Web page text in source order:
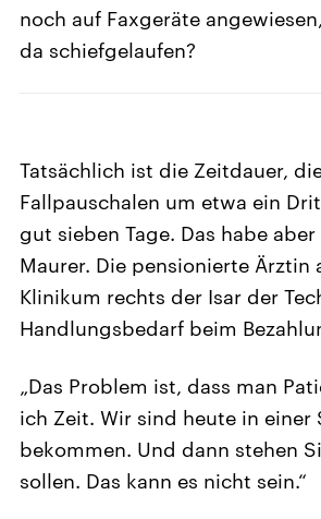
noch auf Faxgeräte
da schiefgelaufen?
Tatsächlich ist die Zeitdauer,
Fallpauschalen um etwa ein
gut sieben Tage. Das habe
Maurer. Die pensionierte
Klinikum rechts der Isar der
Handlungsbedarf beim
„Das Problem ist, dass man
ich Zeit. Wir sind heute in einer
bekommen. Und dann stehen
sollen. Das kann es nicht sein.“